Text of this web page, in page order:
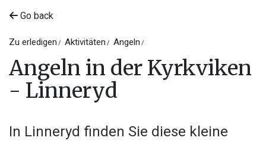
Tingsryds kommun
Go back
Zu erledigen Aktivitäten Angeln
Angeln in der Kyrkviken
- Linneryd
In Linneryd finden Sie diese kleine